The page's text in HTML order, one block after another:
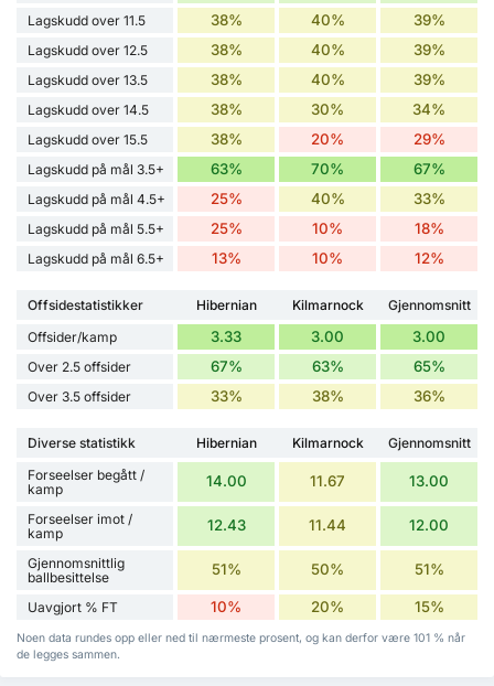
Lagskudd over 11.5 38% 40% 39%
Lagskudd over 12.5 38% 40% 39%
Lagskudd over 13.5 38% 40% 39%
Lagskudd over 14.5 38% 30% 34%
Lagskudd over 15.5 38% 20% 29%
Lagskudd på mål 3.5+ 63% 70% 67%
Lagskudd på mål 4.5+ 25% 40% 33%
Lagskudd på mål 5.5+ 25% 10% 18%
Lagskudd på mål 6.5+ 13% 10% 12%
Offsidestatistikker Hibernian Kilmarnock
Gjennomsnitt
Offsider/kamp
3.33 3.00 3.00
Over 2.5 offsider 67% 63% 65%
Over 3.5 offsider 33% 38% 36%
Diverse statistikk Hibernian Kilmarnock
Gjennomsnitt
Forseelser begått /
kamp
14.00 11.67 13.00
Forseelser imot /
kamp
12.43 11.44 12.00
Gjennomsnittlig
ballbesittelse
51% 50% 51%
Uavgjort % FT 10% 20% 15%
Noen data rundes opp eller ned til nærmeste prosent, og kan derfor være 101 % når
de legges sammen.